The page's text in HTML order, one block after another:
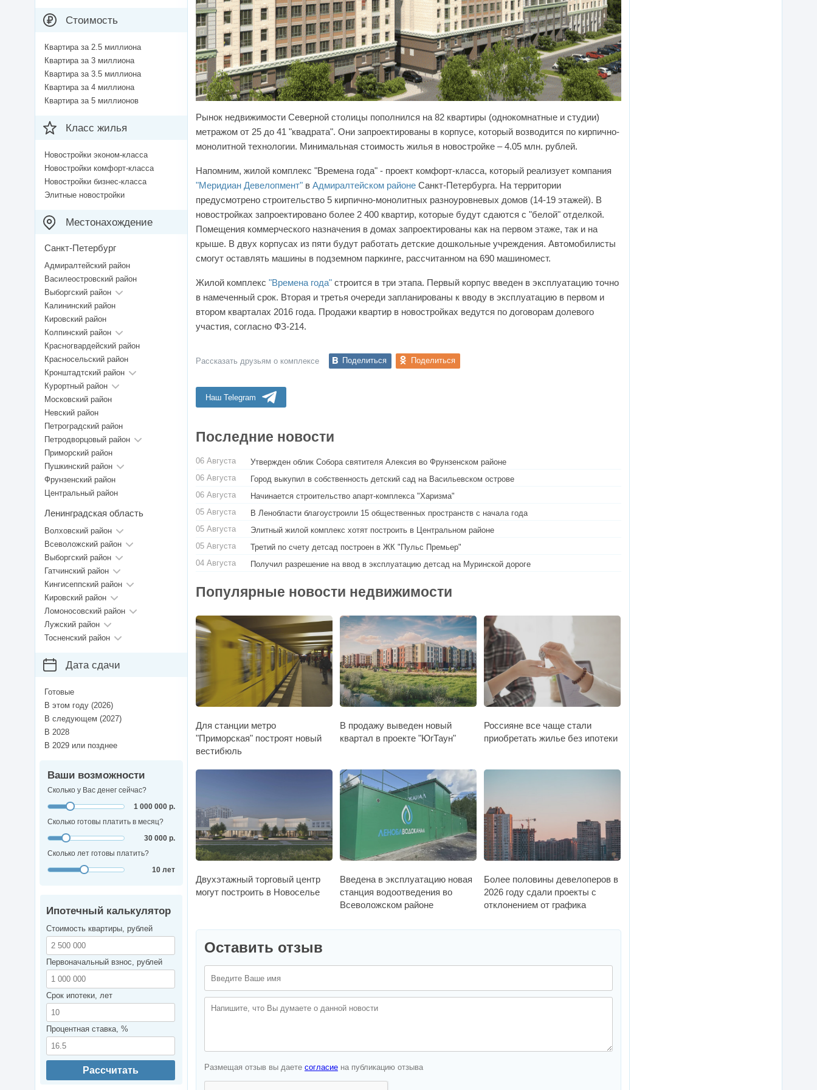
Рынок недвижимости Северной столицы пополнился на 82 квартиры (однокомнатные и студии)
метражом от 25 до 41 "квадрата". Они запроектированы в корпусе, который возводится по кирпично-
монолитной технологии. Минимальная стоимость жилья в новостройке – 4.05 млн. рублей.
Напомним, жилой комплекс "Времена года" - проект комфорт-класса, который реализует компания
"Меридиан Девелопмент" в Адмиралтейском районе Санкт-Петербурга. На территории
предусмотрено строительство 5 кирпично-монолитных разноуровневых домов (14-19 этажей). В
новостройках запроектировано более 2 400 квартир, которые будут сдаются с "белой" отделкой.
Помещения коммерческого назначения в домах запроектированы как на первом этаже, так и на
крыше. В двух корпусах из пяти будут работать детские дошкольные учреждения. Автомобилисты
смогут оставлять машины в подземном паркинге, рассчитанном на 690 машиномест.
Жилой комплекс "Времена года" строится в три этапа. Первый корпус введен в эксплуатацию точно
в намеченный срок. Вторая и третья очереди запланированы к вводу в эксплуатацию в первом и
втором кварталах 2016 года. Продажи квартир в новостройках ведутся по договорам долевого
участия, согласно ФЗ-214.
Рассказать друзьям о комплексе Поделиться Поделиться
Наш Telegram
Последние новости
06 Августа
Утвержден облик Собора святителя Алексия во Фрунзенском районе
06 Августа
Город выкупил в собственность детский сад на Васильевском острове
06 Августа
Начинается строительство апарт-комплекса "Харизма"
05 Августа
В Ленобласти благоустроили 15 общественных пространств с начала года
05 Августа
Элитный жилой комплекс хотят построить в Центральном районе
05 Августа
Третий по счету детсад построен в ЖК "Пульс Премьер"
04 Августа
Получил разрешение на ввод в эксплуатацию детсад на Муринской дороге
Популярные новости недвижимости
Для станции метро
"Приморская" построят новый
вестибюль
В продажу выведен новый
квартал в проекте "ЮгТаун"
Россияне все чаще стали
приобретать жилье без ипотеки
Двухэтажный торговый центр
могут построить в Новоселье
Введена в эксплуатацию новая
станция водоотведения во
Всеволожском районе
Более половины девелоперов в
2026 году сдали проекты с
отклонением от графика
Оставить отзыв
Размещая отзыв вы даете согласие на публикацию отзыва
Стоимость
Квартира за 2.5 миллиона
Квартира за 3 миллиона
Квартира за 3.5 миллиона
Квартира за 4 миллиона
Квартира за 5 миллионов
Класс жилья
Новостройки эконом-класса
Новостройки комфорт-класса
Новостройки бизнес-класса
Элитные новостройки
Местонахождение
Санкт-Петербург
Адмиралтейский район
Василеостровский район
Выборгский район
Калининский район
Кировский район
Колпинский район
Красногвардейский район
Красносельский район
Кронштадтский район
Курортный район
Московский район
Невский район
Петроградский район
Петродворцовый район
Приморский район
Пушкинский район
Фрунзенский район
Центральный район
Ленинградская область
Волховский район
Всеволожский район
Выборгский район
Гатчинский район
Кингисеппский район
Кировский район
Ломоносовский район
Лужский район
Тосненский район
Дата сдачи
Готовые
В этом году (2026)
В следующем (2027)
В 2028
В 2029 или позднее
Ваши возможности
Сколько у Вас денег сейчас?
1 000 000 р.
Сколько готовы платить в месяц?
30 000 р.
Сколько лет готовы платить?
10 лет
Ипотечный калькулятор
Стоимость квартиры, рублей
Первоначальный взнос, рублей
Срок ипотеки, лет
Процентная ставка, %
Рассчитать